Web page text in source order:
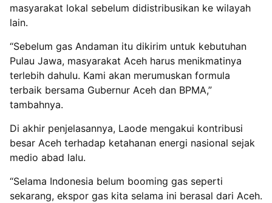
masyarakat lokal sebelum didistribusikan ke wilayah
lain.
“Sebelum gas Andaman itu dikirim untuk kebutuhan
Pulau Jawa, masyarakat Aceh harus menikmatinya
terlebih dahulu. Kami akan merumuskan formula
terbaik bersama Gubernur Aceh dan BPMA,”
tambahnya.
Di akhir penjelasannya, Laode mengakui kontribusi
besar Aceh terhadap ketahanan energi nasional sejak
medio abad lalu.
“Selama Indonesia belum booming gas seperti
sekarang, ekspor gas kita selama ini berasal dari Aceh.